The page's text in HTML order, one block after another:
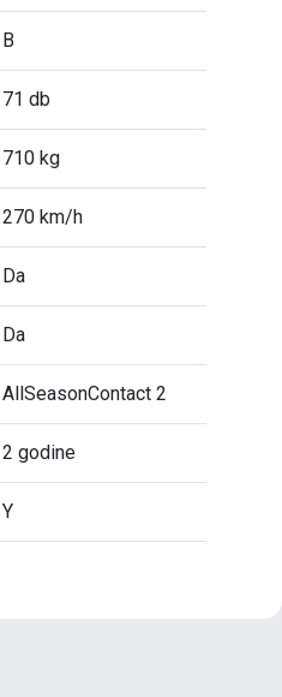
B
71 db
710 kg
270 km/h
Da
Da
AllSeasonContact 2
2 godine
Y